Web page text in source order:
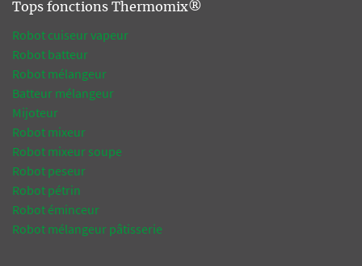
Tops fonctions Thermomix®
Robot cuiseur vapeur
Robot batteur
Robot mélangeur
Batteur mélangeur
Mijoteur
Robot mixeur
Robot mixeur soupe
Robot peseur
Robot pétrin
Robot éminceur
Robot mélangeur pâtisserie